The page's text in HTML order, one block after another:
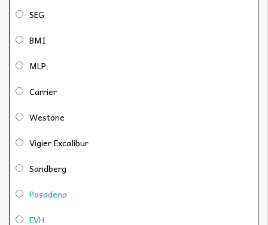
SEG
BMI
MLP
Carrier
Westone
Vigier Excalibur
Sandberg
Pasadena
EVH